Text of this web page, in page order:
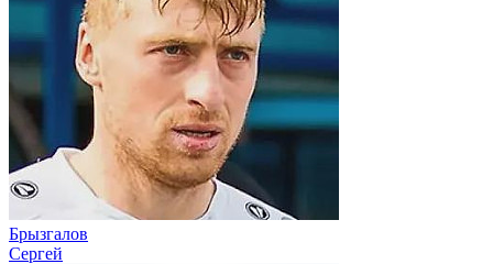
Брызгалов
Сергей